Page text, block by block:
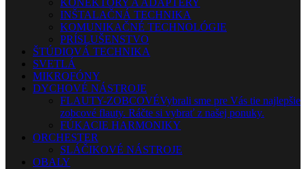
KONEKTORY A ADAPTÉRY
INŠTALAČNÁ TECHNIKA
KOMUNIKAČNÉ TECHNOLÓGIE
PRÍSLUŠENSTVO
ŠTÚDIOVÁ TECHNIKA
SVETLÁ
MIKROFÓNY
DYCHOVÉ NÁSTROJE
FLAUTY-ZOBCOVÉVybrali sme pre Vás tie najlepšie
zobcové flauty. Ráčte si vybrať z našej ponuky.
FÚKACIE HARMONIKY
ORCHESTER
SLÁČIKOVÉ NÁSTROJE
OBALY